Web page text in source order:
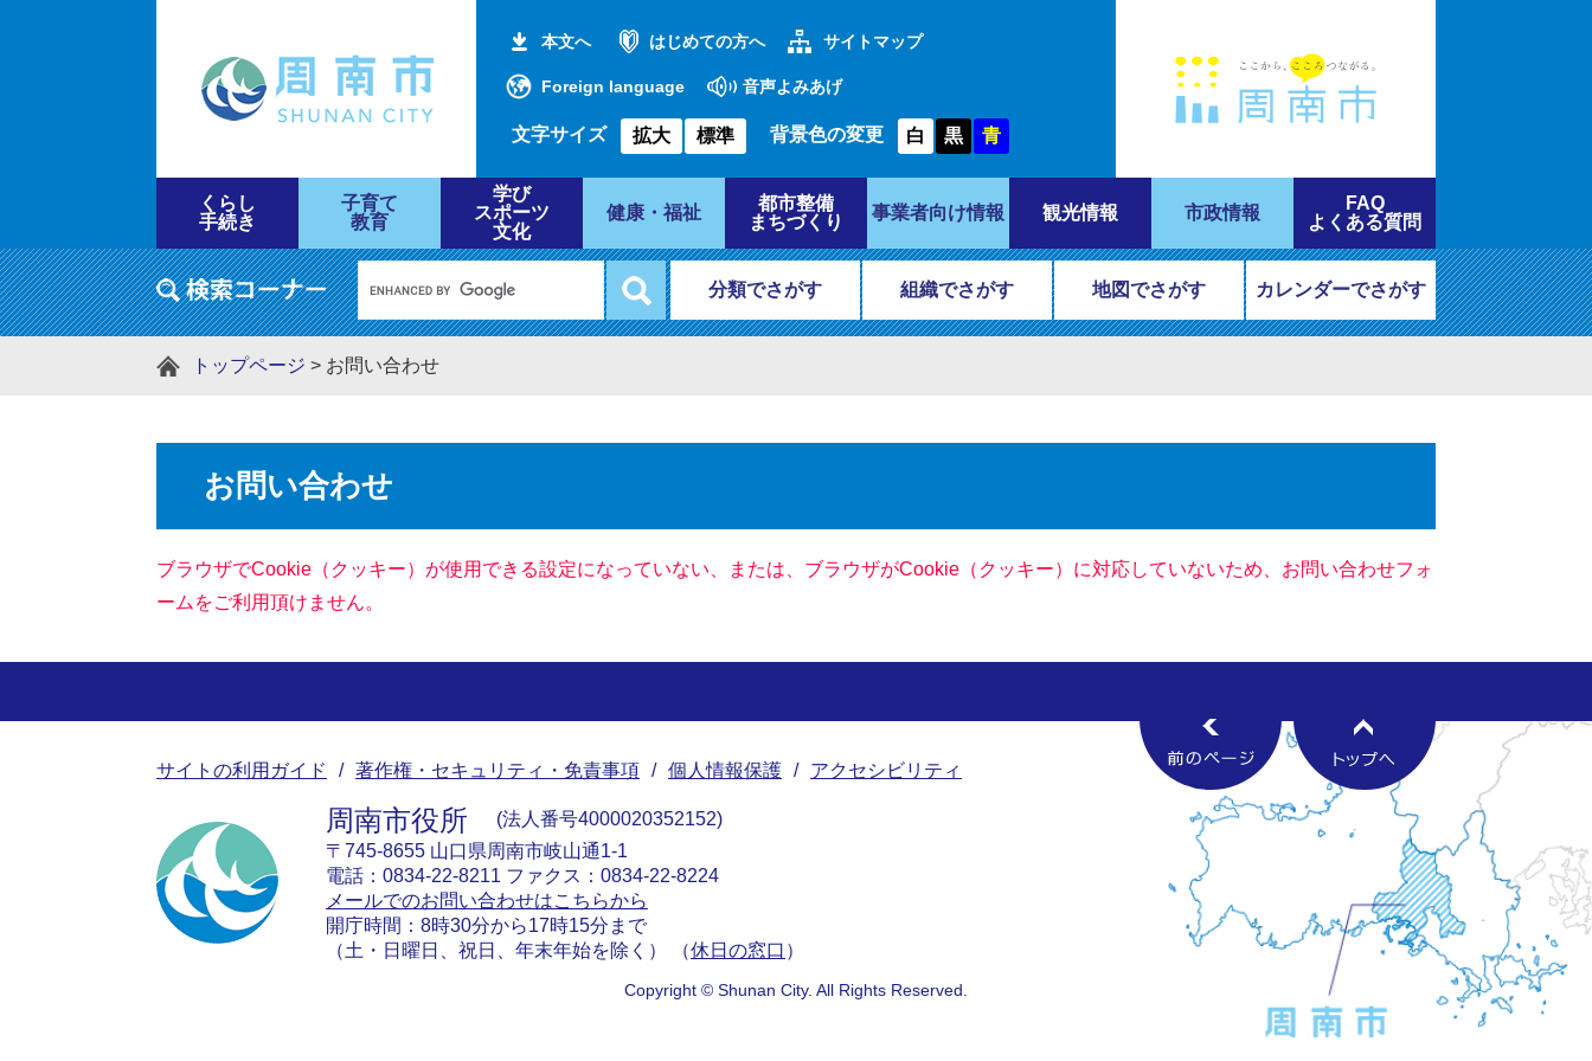
本文へ はじめての方へ サイトマップ
Foreign language 音声よみあげ
文字サイズ 拡大 標準 背景色の変更 白 黒 青
くらし
手続き
子育て
教育
学び
スポーツ
文化
健康・福祉
都市整備
まちづくり
事業者向け情報 観光情報 市政情報
FAQ
よくある質問
分類でさがす 組織でさがす 地図でさがす カレンダーでさがす
トップページ > お問い合わせ
お問い合わせ
ブラウザでCookie（クッキー）が使用できる設定になっていない、または、ブラウザがCookie（クッキー）に対応していないため、お問い合わせフォ
ームをご利用頂けません。
サイトの利用ガイド 著作権・セキュリティ・免責事項 個人情報保護 アクセシビリティ
周南市役所
法人番号4000020352152
〒745-8655 山口県周南市岐山通1-1
電話：0834-22-8211 ファクス：0834-22-8224
メールでのお問い合わせはこちらから
開庁時間：8時30分から17時15分まで
（土・日曜日、祝日、年末年始を除く） （休日の窓口 ）
Copyright © Shunan City. All Rights Reserved.